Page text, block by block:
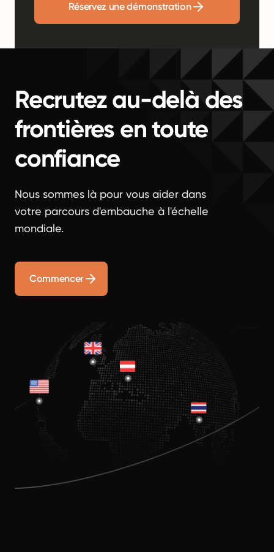
Réservez une démonstration
Recrutez au-delà des
frontières en toute
confiance
Nous sommes là pour vous aider dans
votre parcours d'embauche à l'échelle
mondiale.
Commencer